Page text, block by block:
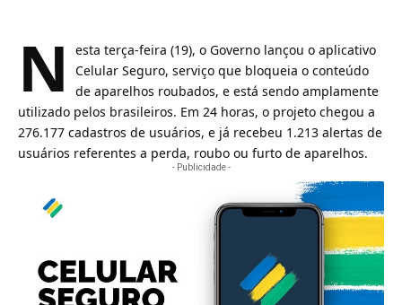
N esta terça-feira (19), o Governo lançou o aplicativo
Celular Seguro, serviço que bloqueia o conteúdo
de aparelhos roubados, e está sendo amplamente
utilizado pelos brasileiros. Em 24 horas, o projeto chegou a
276.177 cadastros de usuários, e já recebeu 1.213 alertas de
usuários referentes a perda, roubo ou furto de aparelhos.
- Publicidade -